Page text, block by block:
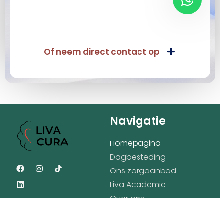
Of neem direct contact op
Navigatie
Homepagina
Dagbesteding
Ons zorgaanbod
Liva Academie